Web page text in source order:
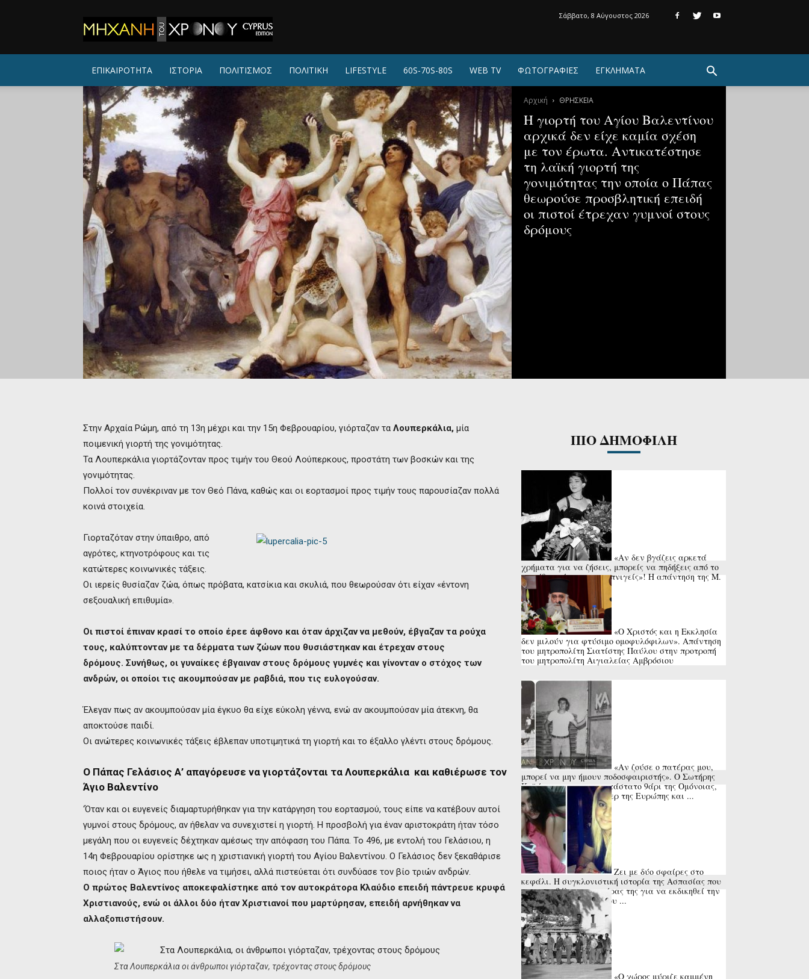
ΤΟΥ
ΧΡΟΝΟΥ
Σάββατο, 8 Αύγουστος 2026
ΕΠΙΚΑΙΡΟΤΗΤΑ ΙΣΤΟΡΙΑ ΠΟΛΙΤΙΣΜΟΣ ΠΟΛΙΤΙΚΗ LIFESTYLE 60S-70S-80S WEB TV ΦΩΤΟΓΡΑΦΙΕΣ ΕΓΚΛΗΜΑΤΑ
Αρχική ΘΡΗΣΚΕΙΑ
Η γιορτή του Αγίου Βαλεντίνου
αρχικά δεν είχε καμία σχέση
με τον έρωτα. Αντικατέστησε
τη λαϊκή γιορτή της
γονιμότητας την οποία ο Πάπας
θεωρούσε προσβλητική επειδή
οι πιστοί έτρεχαν γυμνοί στους
δρόμους
Στην Αρχαία Ρώμη, από τη 13η μέχρι και την 15η Φεβρουαρίου, γιόρταζαν τα Λουπερκάλια, μία
ποιμενική γιορτή της γονιμότητας.
Τα Λουπερκάλια γιορτάζονταν προς τιμήν του Θεού Λούπερκους, προστάτη των βοσκών και της
γονιμότητας.
Πολλοί τον συνέκριναν με τον Θεό Πάνα, καθώς και οι εορτασμοί προς τιμήν τους παρουσίαζαν πολλά
κοινά στοιχεία.
Γιορταζόταν στην ύπαιθρο, από
αγρότες, κτηνοτρόφους και τις
κατώτερες κοινωνικές τάξεις.
Οι ιερείς θυσίαζαν ζώα, όπως πρόβατα, κατσίκια και σκυλιά, που θεωρούσαν ότι είχαν «έντονη
σεξουαλική επιθυμία».
Οι πιστοί έπιναν κρασί το οποίο έρεε άφθονο και όταν άρχιζαν να μεθούν, έβγαζαν τα ρούχα
τους, καλύπτονταν με τα δέρματα των ζώων που θυσιάστηκαν και έτρεχαν στους
δρόμους. Συνήθως, οι γυναίκες έβγαιναν στους δρόμους γυμνές και γίνονταν ο στόχος των
ανδρών, οι οποίοι τις ακουμπούσαν με ραβδιά, που τις ευλογούσαν.
Έλεγαν πως αν ακουμπούσαν μία έγκυο θα είχε εύκολη γέννα, ενώ αν ακουμπούσαν μία άτεκνη, θα
αποκτούσε παιδί.
Οι ανώτερες κοινωνικές τάξεις έβλεπαν υποτιμητικά τη γιορτή και το έξαλλο γλέντι στους δρόμους.
Ο Πάπας Γελάσιος Α’ απαγόρευσε να γιορτάζονται τα Λουπερκάλια και καθιέρωσε τον
Άγιο Βαλεντίνο
‘Όταν και οι ευγενείς διαμαρτυρήθηκαν για την κατάργηση του εορτασμού, τους είπε να κατέβουν αυτοί
γυμνοί στους δρόμους, αν ήθελαν να συνεχιστεί η γιορτή. Η προσβολή για έναν αριστοκράτη ήταν τόσο
μεγάλη που οι ευγενείς δέχτηκαν αμέσως την απόφαση του Πάπα. Το 496, με εντολή του Γελάσιου, η
14η Φεβρουαρίου ορίστηκε ως η χριστιανική γιορτή του Αγίου Βαλεντίνου. Ο Γελάσιος δεν ξεκαθάρισε
ποιος ήταν ο Άγιος που ήθελε να τιμήσει, αλλά πιστεύεται ότι συνδύασε τον βίο τριών ανδρών.
Ο πρώτος Βαλεντίνος αποκεφαλίστηκε από τον αυτοκράτορα Κλαύδιο επειδή πάντρευε κρυφά
Χριστιανούς, ενώ οι άλλοι δύο ήταν Χριστιανοί που μαρτύρησαν, επειδή αρνήθηκαν να
αλλαξοπιστήσουν.
Στα Λουπερκάλια οι άνθρωποι γιόρταζαν, τρέχοντας στους δρόμους
ΠΙΟ ΔΗΜΟΦΙΛΗ
«Αν δεν βγάζεις αρκετά
χρήματα για να ζήσεις, μπορείς να πηδήξεις από το
παράθυρο ή να πας να πνιγείς»! Η απάντηση της Μ.
Κάλας στη ...
«Ο Χριστός και η Εκκλησία
δεν μιλούν για φτύσιμο ομοφυλόφιλων». Απάντηση
του μητροπολίτη Σιατίστης Παύλου στην προτροπή
του μητροπολίτη Αιγιαλείας Αμβρόσιου
«Αν ζούσε ο πατέρας μου,
μπορεί να μην ήμουν ποδοσφαιριστής». Ο Σωτήρης
Καϊάφας, το αναντικατάστατο 9άρι της Ομόνοιας,
που βγήκε πρώτος σκόρερ της Ευρώπης και ...
Ζει με δύο σφαίρες στο
κεφάλι. Η συγκλονιστική ιστορία της Ασπασίας που
την πυροβόλησε ο πατέρας της για να εκδικηθεί την
εν διαστάσει σύζυγό του ...
«Ο χώρος μύριζε καμμένη